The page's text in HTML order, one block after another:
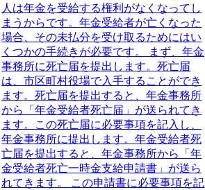
人は年金を受給する権利がなくなってし
まうからです。年金受給者が亡くなった
場合、その未払分を受け取るためにはい
くつかの手続きが必要です。
まず、年金
事務所に死亡届を提出します。死亡届
は、市区町村役場で入手することができ
ます。死亡届を提出すると、年金事務所
から「年金受給者死亡届」が送られてき
ます。この死亡届に必要事項を記入し、
年金事務所に提出します。年金受給者死
亡届を提出すると、年金事務所から「年
金受給者死亡一時金支給申請書」が送ら
れてきます。
この申請書に必要事項を記